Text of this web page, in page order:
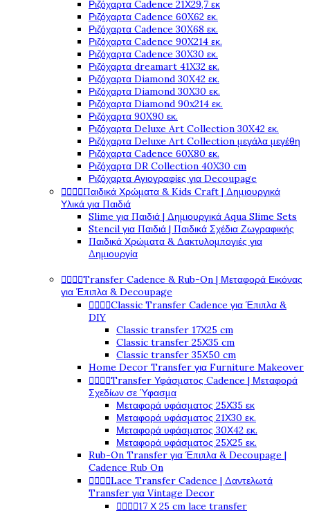
Ριζόχαρτα Cadence 21Χ29,7 εκ
Ριζόχαρτα Cadence 60X62 εκ.
Ριζόχαρτα Cadence 30X68 εκ.
Ριζόχαρτα Cadence 90X214 εκ.
Ριζόχαρτα Cadence 30X30 εκ.
Ριζόχαρτα dreamart 41X32 εκ.
Ριζόχαρτα Diamond 30X42 εκ.
Ριζόχαρτα Diamond 30X30 εκ.
Ριζόχαρτα Diamond 90x214 εκ.
Ριζόχαρτα 90X90 εκ.
Ριζόχαρτα Deluxe Art Collection 30X42 εκ.
Ριζόχαρτα Deluxe Art Collection μεγάλα μεγέθη
Ριζόχαρτα Cadence 60X80 εκ.
Ριζόχαρτα DR Collection 40X30 cm
Ριζόχαρτα Αγιογραφίες για Decoupage
   Παιδικά Χρώματα & Kids Craft | Δημιουργικά
Υλικά για Παιδιά
Slime για Παιδιά | Δημιουργικά Aqua Slime Sets
Stencil για Παιδιά | Παιδικά Σχέδια Ζωγραφικής
Παιδικά Χρώματα & Δακτυλομπογιές για
Δημιουργία
   Transfer Cadence & Rub-On | Μεταφορά Εικόνας
για Έπιπλα & Decoupage
   Classic Transfer Cadence για Έπιπλα &
DIY
Classic transfer 17Χ25 cm
Classic transfer 25Χ35 cm
Classic transfer 35Χ50 cm
Home Decor Transfer για Furniture Makeover
   Transfer Υφάσματος Cadence | Μεταφορά
Σχεδίων σε Ύφασμα
Μεταφορά υφάσματος 25Χ35 εκ
Μεταφορά υφάσματος 21Χ30 εκ.
Μεταφορά υφάσματος 30Χ42 εκ.
Μεταφορά υφάσματος 25Χ25 εκ.
Rub-On Transfer για Έπιπλα & Decoupage |
Cadence Rub On
   Lace Transfer Cadence | Δαντελωτά
Transfer για Vintage Decor
   17 Χ 25 cm lace transfer